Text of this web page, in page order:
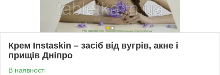
Крем Instaskin – засіб від вугрів, акне і
прищів Дніпро
В наявності